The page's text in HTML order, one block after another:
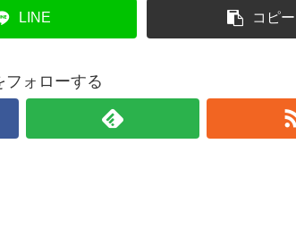
LINE コピー
フォローする